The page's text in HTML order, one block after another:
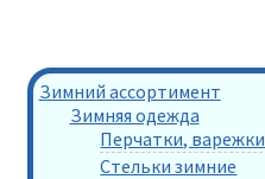
Зимний ассортимент
Зимняя одежда
Перчатки, варежки
Стельки зимние